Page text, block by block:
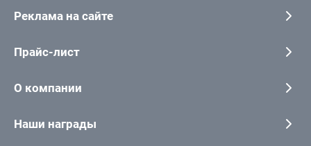
Реклама на сайте
Прайс-лист
О компании
Наши награды